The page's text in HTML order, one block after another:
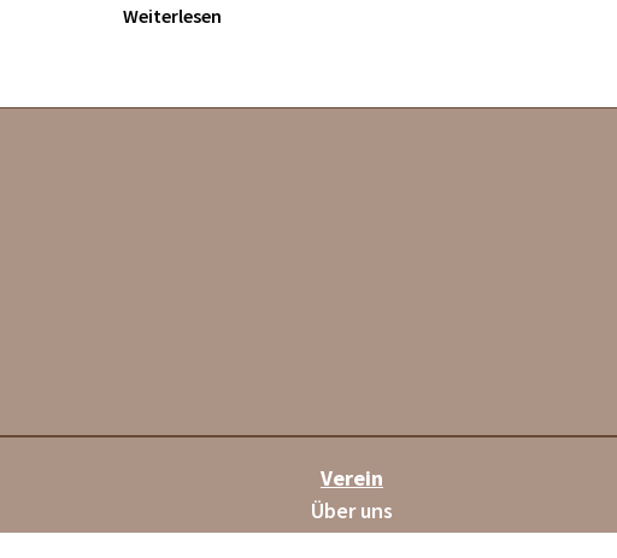
Weiterlesen
Verein
Über uns